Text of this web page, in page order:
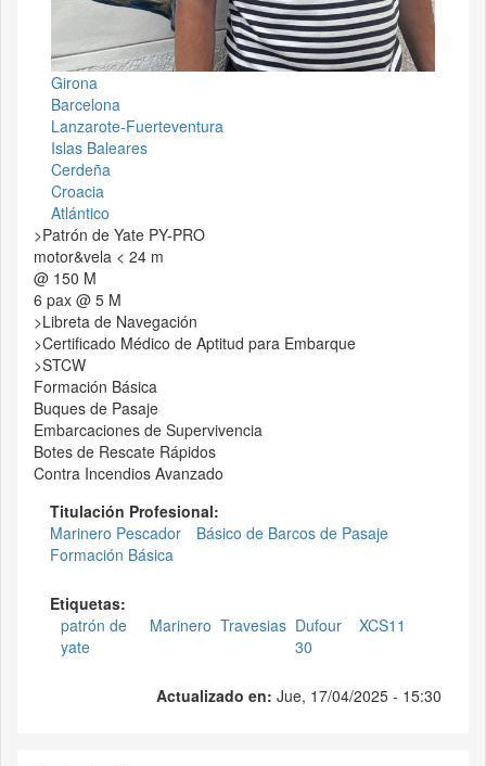
Girona
Barcelona
Lanzarote-Fuerteventura
Islas Baleares
Cerdeña
Croacia
Atlántico
>Patrón de Yate PY-PRO
motor&vela < 24 m
@ 150 M
6 pax @ 5 M
>Libreta de Navegación
>Certificado Médico de Aptitud para Embarque
>STCW
Formación Básica
Buques de Pasaje
Embarcaciones de Supervivencia
Botes de Rescate Rápidos
Contra Incendios Avanzado
Titulación Profesional:
Marinero Pescador
Básico de Barcos de Pasaje
Formación Básica
Etiquetas:
patrón de
yate
Marinero Travesias Dufour
30
XCS11
Actualizado en: Jue, 17/04/2025 - 15:30